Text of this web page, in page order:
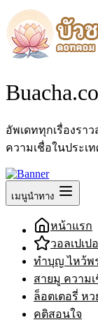
อัพเดททุกเรื่องรา
ความเชื่อในประเ
เมนูนำทาง
หน้าแรก
วอลเปเป
ทำบุญ ไหว้พ
สายมู ความ
ล็อตเตอรี่ หว
คติสอนใจ